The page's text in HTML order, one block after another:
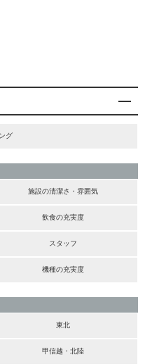
グ
施設の清潔さ・雰囲気
飲食の充実度
スタッフ
機種の充実度
東北
甲信越・北陸